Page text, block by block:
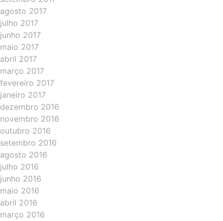
agosto 2017
julho 2017
junho 2017
maio 2017
abril 2017
março 2017
fevereiro 2017
janeiro 2017
dezembro 2016
novembro 2016
outubro 2016
setembro 2016
agosto 2016
julho 2016
junho 2016
maio 2016
abril 2016
março 2016